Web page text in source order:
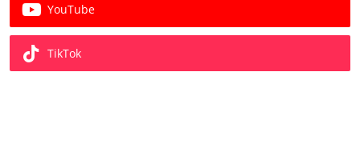
YouTube
TikTok